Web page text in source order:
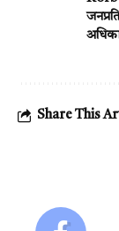
Share This